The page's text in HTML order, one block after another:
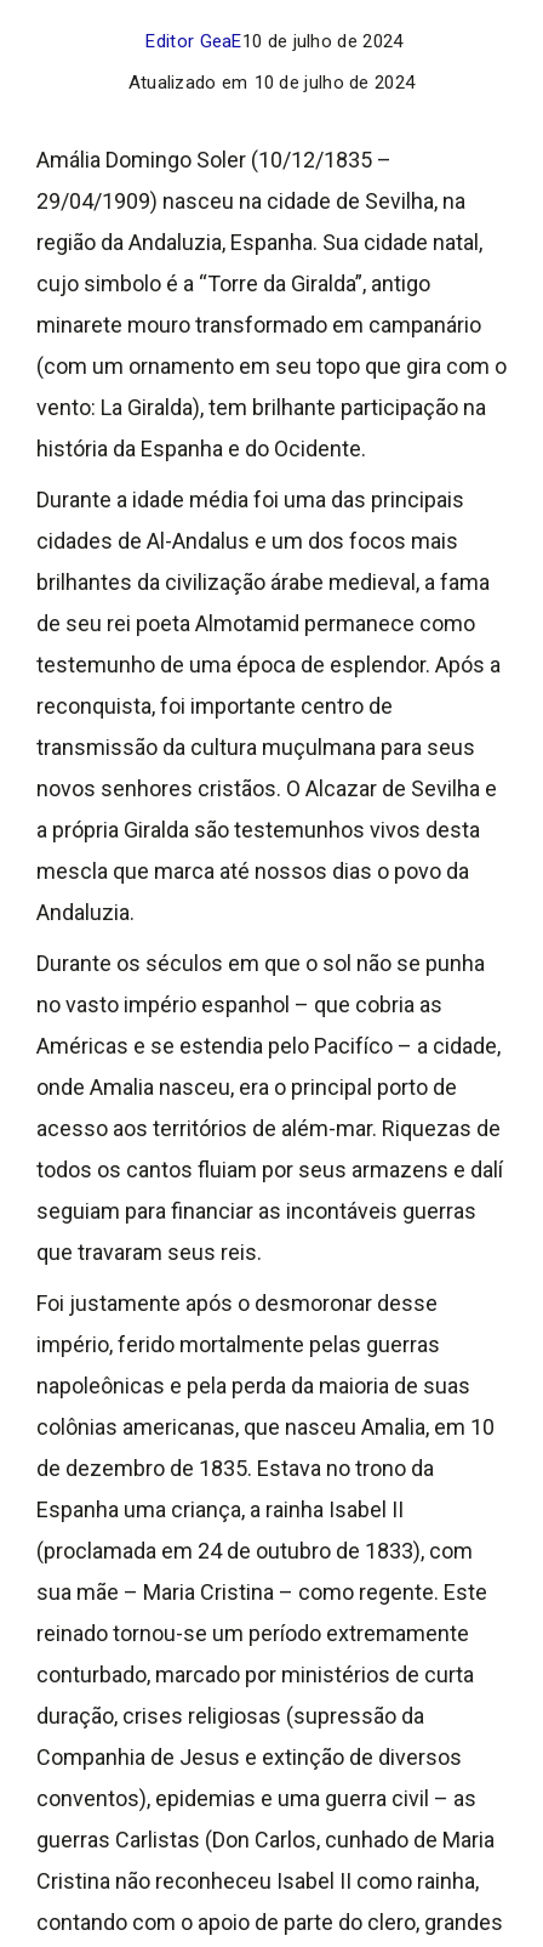
Editor GeaE10 de julho de 2024
Atualizado em 10 de julho de 2024
Amália Domingo Soler (10/12/1835 –
29/04/1909) nasceu na cidade de Sevilha, na
região da Andaluzia, Espanha. Sua cidade natal,
cujo simbolo é a “Torre da Giralda”, antigo
minarete mouro transformado em campanário
(com um ornamento em seu topo que gira com o
vento: La Giralda), tem brilhante participação na
história da Espanha e do Ocidente.
Durante a idade média foi uma das principais
cidades de Al-Andalus e um dos focos mais
brilhantes da civilização árabe medieval, a fama
de seu rei poeta Almotamid permanece como
testemunho de uma época de esplendor. Após a
reconquista, foi importante centro de
transmissão da cultura muçulmana para seus
novos senhores cristãos. O Alcazar de Sevilha e
a própria Giralda são testemunhos vivos desta
mescla que marca até nossos dias o povo da
Andaluzia.
Durante os séculos em que o sol não se punha
no vasto império espanhol – que cobria as
Américas e se estendia pelo Pacifíco – a cidade,
onde Amalia nasceu, era o principal porto de
acesso aos territórios de além-mar. Riquezas de
todos os cantos fluiam por seus armazens e dalí
seguiam para financiar as incontáveis guerras
que travaram seus reis.
Foi justamente após o desmoronar desse
império, ferido mortalmente pelas guerras
napoleônicas e pela perda da maioria de suas
colônias americanas, que nasceu Amalia, em 10
de dezembro de 1835. Estava no trono da
Espanha uma criança, a rainha Isabel II
(proclamada em 24 de outubro de 1833), com
sua mãe – Maria Cristina – como regente. Este
reinado tornou-se um período extremamente
conturbado, marcado por ministérios de curta
duração, crises religiosas (supressão da
Companhia de Jesus e extinção de diversos
conventos), epidemias e uma guerra civil – as
guerras Carlistas (Don Carlos, cunhado de Maria
Cristina não reconheceu Isabel II como rainha,
contando com o apoio de parte do clero, grandes